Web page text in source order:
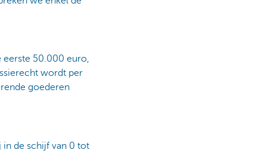
eerste 50.000 euro,
wordt per
goederen
in de schijf van 0 tot